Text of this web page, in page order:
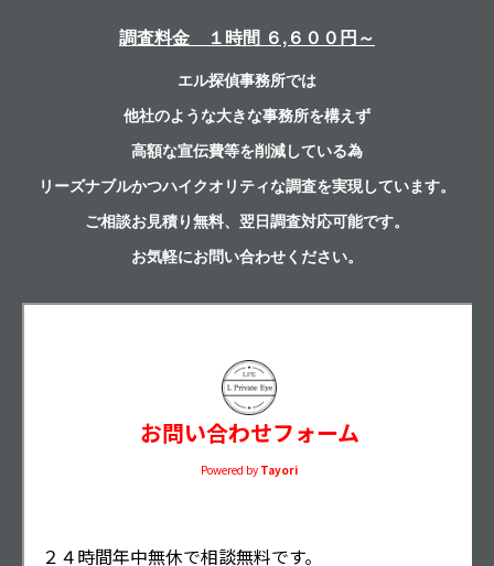
調査料金 １時間 ６,６００円～
エル探偵事務所では
他社のような大きな事務所を構えず
高額な宣伝費等を削減している為
リーズナブルかつハイクオリティな調査を実現しています。
ご相談お見積り無料、 翌日調査対応可能です。
お気軽にお問い合わせください。